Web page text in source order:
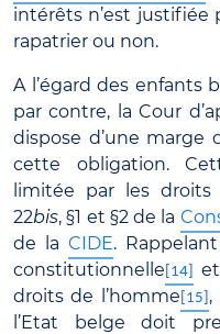
intérêts n’est justifiée
rapatrier ou non.
A l’égard des enfants
par contre, la Cour
dispose d’une marge
cette obligation.
limitée par les droits
22bis, §1 et §2 de la
de la CIDE.
constitutionnelle [14]
droits de l’homme [15] ,
l’Etat belge doit